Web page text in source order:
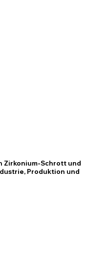
Zirkonium-Schrott und
Produktion und